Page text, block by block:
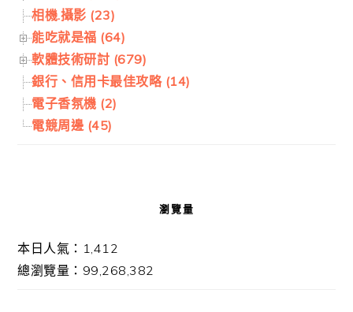
相機.攝影 (23)
能吃就是福 (64)
軟體技術研討 (679)
銀行、信用卡最佳攻略 (14)
電子香氛機 (2)
電競周邊 (45)
瀏覽量
本日人氣：1,412
總瀏覽量：99,268,382